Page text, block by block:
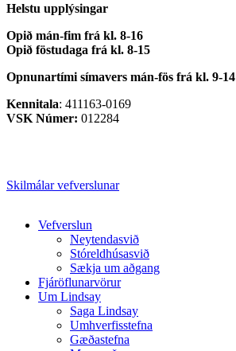
Helstu upplýsingar
Opið mán-fim frá kl. 8-16
Opið föstudaga frá kl. 8-15
Opnunartími símavers mán-fös frá kl. 9-14
Kennitala: 411163-0169
VSK Númer: 012284
Skilmálar vefverslunar
Close
Vefverslun
Neytendasvið
Stóreldhúsasvið
Sækja um aðgang
Fjáröflunarvörur
Um Lindsay
Saga Lindsay
Umhverfisstefna
Gæðastefna